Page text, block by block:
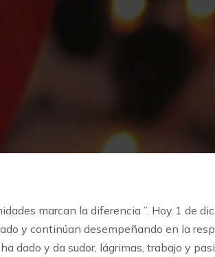
marcan la diferencia ”. Hoy 1 de
y continúan desempeñando en la
dado y da sudor, lágrimas, trabajo y